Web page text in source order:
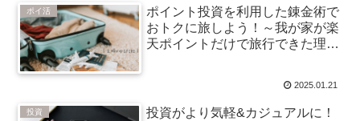
ポイ活
ポイント投資を利用した錬金術で
おトクに旅しよう！～我が家が楽
天ポイントだけで旅行できた理由
2025.01.21
投資
投資がより気軽&カジュアルに！